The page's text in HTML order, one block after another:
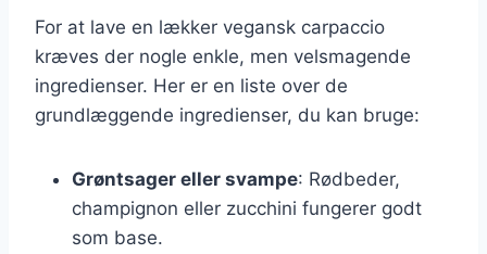
For at lave en lækker vegansk carpaccio
kræves der nogle enkle, men velsmagende
ingredienser. Her er en liste over de
grundlæggende ingredienser, du kan bruge:
Grøntsager eller svampe: Rødbeder,
champignon eller zucchini fungerer godt
som base.